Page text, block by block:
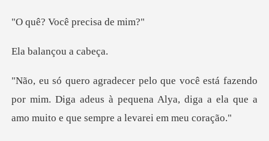
ocê preci
ançou a
do
por mim. Diga adeus à pequena Alya, diga a ela qu